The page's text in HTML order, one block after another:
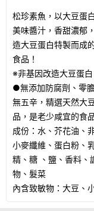
松珍素魚，以大豆蛋
美味醬汁，香甜濃郁
造大豆蛋白特製而成
食品！
※非基因改造大豆蛋
●無添加防腐劑、零
無五辛，精選天然大
品，是老少咸宜的食
成份：水、芥花油、
小麥纖維、蛋白粉、
精、糖 、鹽、香料、
物、髮菜
內含致敏物：大豆、